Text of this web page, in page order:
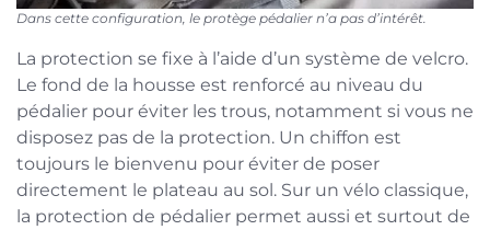
Dans cette configuration, le protège pédalier n’a pas d’intérêt.
La protection se fixe à l’aide d’un système de velcro.
Le fond de la housse est renforcé au niveau du
pédalier pour éviter les trous, notamment si vous ne
disposez pas de la protection. Un chiffon est
toujours le bienvenu pour éviter de poser
directement le plateau au sol. Sur un vélo classique,
la protection de pédalier permet aussi et surtout de